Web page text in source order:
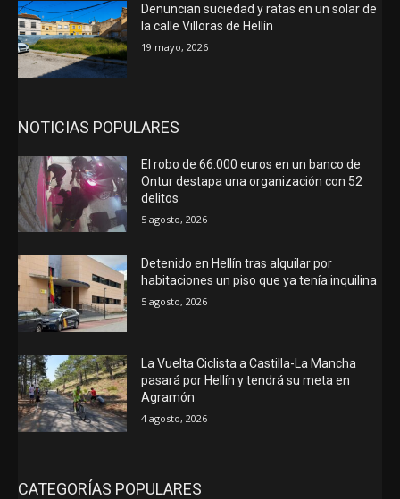
Denuncian suciedad y ratas en un solar de
la calle Villoras de Hellín
19 mayo, 2026
NOTICIAS POPULARES
El robo de 66.000 euros en un banco de
Ontur destapa una organización con 52
delitos
5 agosto, 2026
Detenido en Hellín tras alquilar por
habitaciones un piso que ya tenía inquilina
5 agosto, 2026
La Vuelta Ciclista a Castilla-La Mancha
pasará por Hellín y tendrá su meta en
Agramón
4 agosto, 2026
CATEGORÍAS POPULARES